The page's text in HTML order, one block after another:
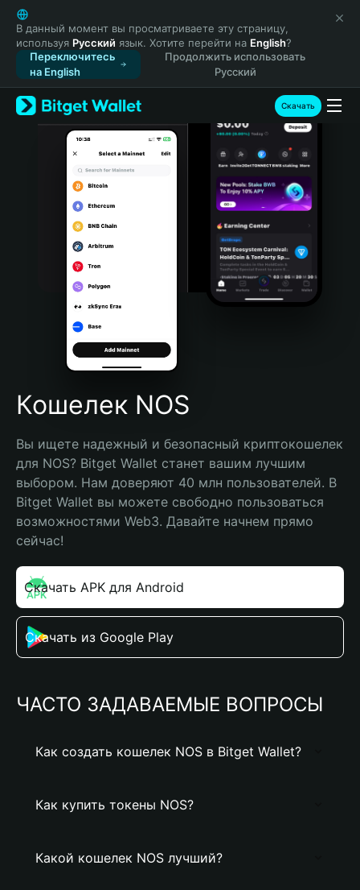
English
日本語
Tiếng Việt
Русский
Español (Latinoamérica)
Türkçe
Italiano
Português (Portugal)
Bahasa Indonesia
Português (Brasil)
Español (Argentina)
В данный момент вы просматриваете эту страницу,
используя Русский язык. Хотите перейти на English?
Переключитесь
на English
Продолжить использовать
Русский
Скачать
Кошелек NOS
Вы ищете надежный и безопасный криптокошелек
для NOS? Bitget Wallet станет вашим лучшим
выбором. Нам доверяют 40 млн пользователей. В
Bitget Wallet вы можете свободно пользоваться
возможностями Web3. Давайте начнем прямо
сейчас!
Скачать APK для Android
Скачать из Google Play
ЧАСТО ЗАДАВАЕМЫЕ ВОПРОСЫ
Как создать кошелек NOS в Bitget Wallet?
Как купить токены NOS?
Какой кошелек NOS лучший?